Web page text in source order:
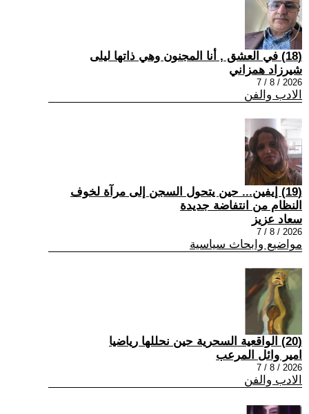
(18) في العشق , أنا المجنون وهي ذاتها ليلى
شيرزاد همزاني
2026 / 8 / 7
الادب والفن
(19) إيفين... حين يتحول السجن إلى مرآة لخوف
النظام من انتفاضة جديدة
سعاد عزيز
2026 / 8 / 7
مواضيع وابحاث سياسية
(20) الواقعية السحرية حين نحللها رياضيا
امير وائل المرعب
2026 / 8 / 7
الادب والفن